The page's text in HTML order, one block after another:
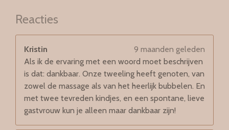
Reacties
Kristin
9 maanden geleden
Als ik de ervaring met een woord moet beschrijven
is dat: dankbaar. Onze tweeling heeft genoten, van
zowel de massage als van het heerlijk bubbelen. En
met twee tevreden kindjes, en een spontane, lieve
gastvrouw kun je alleen maar dankbaar zijn!